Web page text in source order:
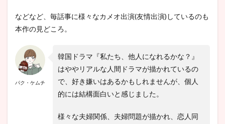
などなど、毎話事に様々なカメオ出演(友情出演)しているのも
本作の見どころ。
パク・ケムチ
韓国ドラマ『私たち、他人になれるかな？』
はややリアルな人間ドラマが描かれているの
で、好き嫌いはあるかもしれませんが、個人
的には結構面白いと感じました。
様々な夫婦関係、夫婦問題が描かれ、恋人同